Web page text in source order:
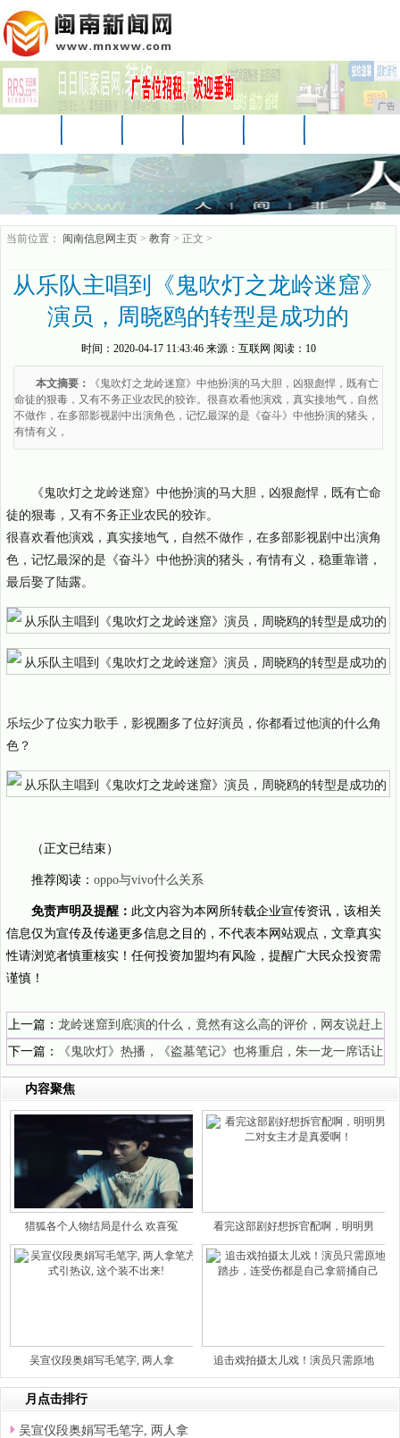
广告
科技 时尚
当前位置： 闽南信息网主页 > 教育 > 正文 >
从乐队主唱到《鬼吹灯之龙岭迷窟》
演员，周晓鸥的转型是成功的
时间： 2020-04-17 11:43:46来源： 互联网 阅读：10
本文摘要：
《鬼吹灯之龙岭迷窟》中他扮演的马大胆，凶狠彪悍，既有亡
命徒的狠毒，又有不务正业农民的狡诈。很喜欢看他演戏，真实接地气，自然
不做作，在多部影视剧中出演角色，记忆最深的是《奋斗》中他扮演的猪头，
有情有义，
《鬼吹灯之龙岭迷窟》中他扮演的马大胆，凶狠彪悍，既有亡命
徒的狠毒，又有不务正业农民的狡诈。
很喜欢看他演戏，真实接地气，自然不做作，在多部影视剧中出演角
色，记忆最深的是《奋斗》中他扮演的猪头，有情有义，稳重靠谱，
最后娶了陆露。
乐坛少了位实力歌手，影视圈多了位好演员，你都看过他演的什么角
色？
（正文已结束）
推荐阅读： oppo与vivo什么关系
免责声明及提醒： 此文内容为本网所转载企业宣传资讯，该相关
信息仅为宣传及传递更多信息之目的，不代表本网站观点，文章真实
性请浏览者慎重核实！任何投资加盟均有风险，提醒广大民众投资需
谨慎！
上一篇： 龙岭迷窟到底演的什么，竟然有这么高的评价，网友说赶上
好时候了
下一篇：
《鬼吹灯》热播，《盗墓笔记》也将重启，朱一龙一席话让
粉丝安心
内容聚焦
猎狐各个人物结局是什么 欢喜冤 看完这部剧好想拆官配啊，明明男
吴宣仪段奥娟写毛笔字, 两人拿 追击戏拍摄太儿戏！演员只需原地
月点击排行
吴宣仪段奥娟写毛笔字, 两人拿